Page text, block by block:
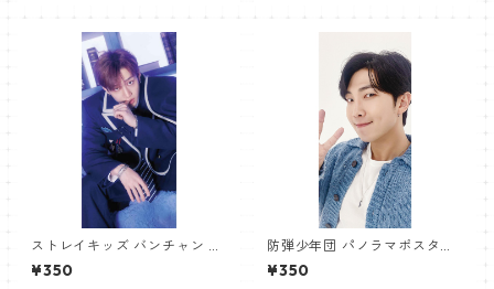
ストレイキッズ バンチャン パ
ノラマポスター (Stray Kids B
angchan Poster) 700*330
¥350
防弾少年団 パノラマポスター
(BTS Poster) 700*330mm
【アールエム RM-14】
¥350